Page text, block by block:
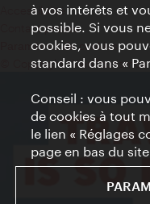
Accessibilité
Contact presse
Paramètres de cookies
© Copyright WienTourismus
à vos intérêts et
possible. Si vous
cookies, vous
standard dans «
Conseil : vous
de cookies à tout
le lien « Réglages
page en bas du